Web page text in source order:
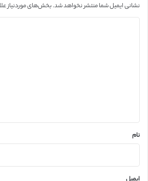
نشانی ایمیل شما منتشر نخواهد شد.بخش‌های موردنیاز
نام